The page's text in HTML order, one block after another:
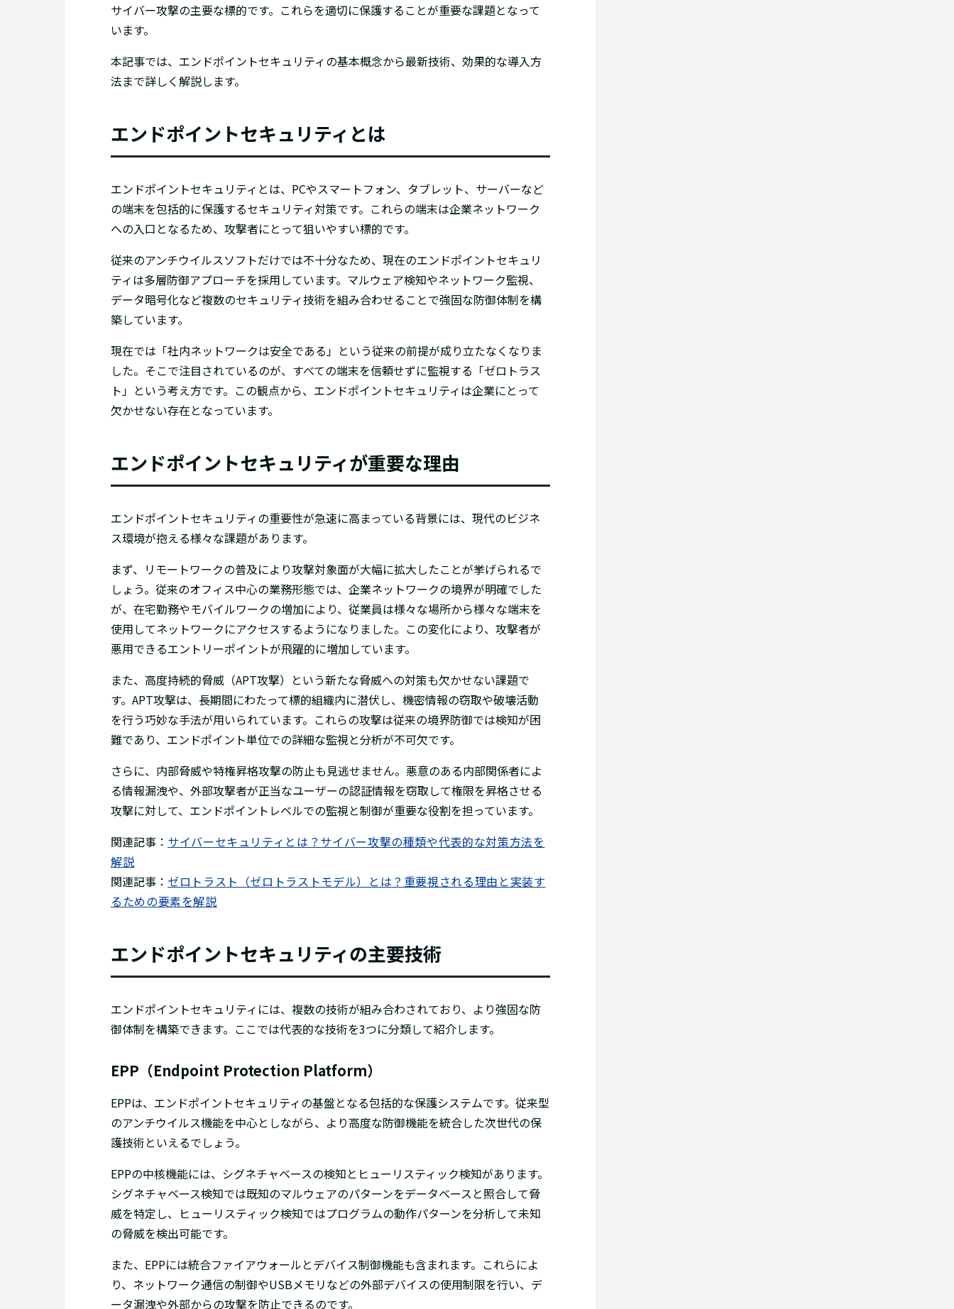
サイバー攻撃の主要な標的です。これらを適切に保護することが重要な課題となって
います。
本記事では、エンドポイントセキュリティの基本概念から最新技術、効果的な導入方
法まで詳しく解説します。
エンドポイントセキュリティとは
エンドポイントセキュリティとは、PCやスマートフォン、タブレット、サーバーなど
の端末を包括的に保護するセキュリティ対策です。これらの端末は企業ネットワーク
への入口となるため、攻撃者にとって狙いやすい標的です。
従来のアンチウイルスソフトだけでは不十分なため、現在のエンドポイントセキュリ
ティは多層防御アプローチを採用しています。マルウェア検知やネットワーク監視、
データ暗号化など複数のセキュリティ技術を組み合わせることで強固な防御体制を構
築しています。
現在では「社内ネットワークは安全である」という従来の前提が成り立たなくなりま
した。そこで注目されているのが、すべての端末を信頼せずに監視する「ゼロトラス
ト」という考え方です。この観点から、エンドポイントセキュリティは企業にとって
欠かせない存在となっています。
エンドポイントセキュリティが重要な理由
エンドポイントセキュリティの重要性が急速に高まっている背景には、現代のビジネ
ス環境が抱える様々な課題があります。
まず、リモートワークの普及により攻撃対象面が大幅に拡大したことが挙げられるで
しょう。従来のオフィス中心の業務形態では、企業ネットワークの境界が明確でした
が、在宅勤務やモバイルワークの増加により、従業員は様々な場所から様々な端末を
使用してネットワークにアクセスするようになりました。この変化により、攻撃者が
悪用できるエントリーポイントが飛躍的に増加しています。
また、高度持続的脅威（APT攻撃）という新たな脅威への対策も欠かせない課題で
す。APT攻撃は、長期間にわたって標的組織内に潜伏し、機密情報の窃取や破壊活動
を行う巧妙な手法が用いられています。これらの攻撃は従来の境界防御では検知が困
難であり、エンドポイント単位での詳細な監視と分析が不可欠です。
さらに、内部脅威や特権昇格攻撃の防止も見逃せません。悪意のある内部関係者によ
る情報漏洩や、外部攻撃者が正当なユーザーの認証情報を窃取して権限を昇格させる
攻撃に対して、エンドポイントレベルでの監視と制御が重要な役割を担っています。
関連記事： サイバーセキュリティとは？サイバー攻撃の種類や代表的な対策方法を
解説
関連記事： ゼロトラスト（ゼロトラストモデル）とは？重要視される理由と実装す
るための要素を解説
エンドポイントセキュリティの主要技術
エンドポイントセキュリティには、複数の技術が組み合わされており、より強固な防
御体制を構築できます。ここでは代表的な技術を3つに分類して紹介します。
EPP（Endpoint Protection Platform）
EPPは、エンドポイントセキュリティの基盤となる包括的な保護システムです。従来型
のアンチウイルス機能を中心としながら、より高度な防御機能を統合した次世代の保
護技術といえるでしょう。
EPPの中核機能には、シグネチャベースの検知とヒューリスティック検知があります。
シグネチャベース検知では既知のマルウェアのパターンをデータベースと照合して脅
威を特定し、ヒューリスティック検知ではプログラムの動作パターンを分析して未知
の脅威を検出可能です。
また、EPPには統合ファイアウォールとデバイス制御機能も含まれます。これらによ
り、ネットワーク通信の制御やUSBメモリなどの外部デバイスの使用制限を行い、デ
ータ漏洩や外部からの攻撃を防止できるのです。